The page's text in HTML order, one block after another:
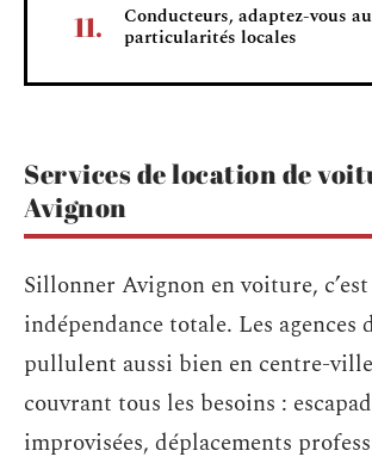
Conducteurs, adaptez-vous
particularités locales
Services de location de
Avignon
Sillonner Avignon en voiture,
indépendance totale. Les agences
pullulent aussi bien en centre-ville
couvrant tous les besoins :
improvisées, déplacements